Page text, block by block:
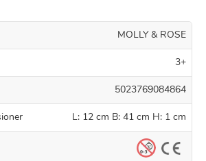
MOLLY & ROSE
3+
5023769084864
L: 12 cm B: 41 cm H: 1 cm